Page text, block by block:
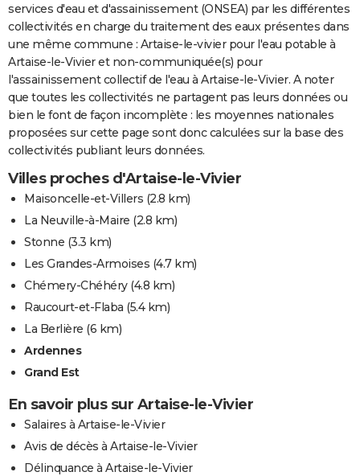
services d'eau et d'assainissement (ONSEA) par les différentes
collectivités en charge du traitement des eaux présentes dans
une même commune : Artaise-le-vivier pour l'eau potable à
Artaise-le-Vivier et non-communiquée(s) pour
l'assainissement collectif de l'eau à Artaise-le-Vivier. A noter
que toutes les collectivités ne partagent pas leurs données ou
bien le font de façon incomplète : les moyennes nationales
proposées sur cette page sont donc calculées sur la base des
collectivités publiant leurs données.
Villes proches d'Artaise-le-Vivier
Maisoncelle-et-Villers (2.8 km)
La Neuville-à-Maire (2.8 km)
Stonne (3.3 km)
Les Grandes-Armoises (4.7 km)
Chémery-Chéhéry(4.8 km)
Raucourt-et-Flaba (5.4 km)
La Berlière (6 km)
Ardennes
Grand Est
En savoir plus sur Artaise-le-Vivier
Salaires à Artaise-le-Vivier
Avis de décès à Artaise-le-Vivier
Délinquance à Artaise-le-Vivier